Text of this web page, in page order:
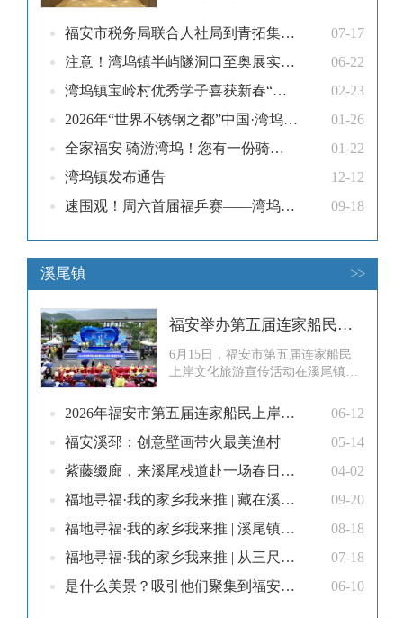
展中心、福安市人民政府主办，
以“好运福港港产共融”为主题，汇
聚政企研多方力量，共商港产城深
识。福建省福州港口发展中心党委
书记、主任余贤顺，福安市人民政
府党组成员
福安市税务局联合人社局到青拓集团开展社保政策宣传
07-17
注意！湾坞镇半屿隧洞口至奥展实业路口段道路施工期间将实施交通管制
06-22
湾坞镇宝岭村优秀学子喜获新春“教育红包”
02-23
2026年“世界不锈钢之都”中国·湾坞自行车骑游活动举行
01-26
全家福安 骑游湾坞！您有一份骑游活动预告待查收！
01-22
湾坞镇发布通告
12-12
速围观！周六首届福乒赛——湾坞半岛谁最“钢”争霸赛即将上演！
09-18
溪尾镇 >>
福安举办第五届连家船民上岸文化旅游宣传活动
6月15日，福安市第五届连家船民
上岸文化旅游宣传活动在溪尾镇溪
心、情系情，沉浸式感受连家船民
从“风雨漂泊”到“岸上扎根”的奋斗
历程，共享上岸喜悦。福建省乡村
振兴研究院院长王胜熙，福建省乡
村振兴促进会副会长、福建省住建
厅原党
2026年福安市第五届连家船民上岸文化旅游宣传活动来啦，6月15日，地点就在......
06-12
福安溪邳：创意壁画带火最美渔村
05-14
紫藤缀廊，来溪尾栈道赴一场春日限定的紫色浪漫之约
04-02
福地寻福·我的家乡我来推 | 藏在溪尾镇的 “海味顶流”！一口鲜到心尖的海蛎吃法，本地人都私藏
09-20
福地寻福·我的家乡我来推 | 溪尾镇：海产养殖“养”出致富路，这些海产藏着“黄金密码”
08-18
福地寻福·我的家乡我来推 | 从三尺讲台到养老一线：溪尾镇乡贤沈乃乐的跨界奉献历程
07-18
是什么美景？吸引他们聚集到福安溪尾林江村……
06-10